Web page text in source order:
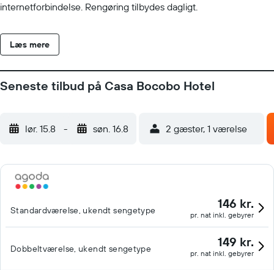
internetforbindelse. Rengøring tilbydes dagligt.
Læs mere
Seneste tilbud på Casa Bocobo Hotel
lør. 15.8 - søn. 16.8 2 gæster, 1 værelse
Standardværelse, ukendt sengetype 146 kr.
pr. nat inkl. gebyrer
Dobbeltværelse, ukendt sengetype 149 kr.
pr. nat inkl. gebyrer